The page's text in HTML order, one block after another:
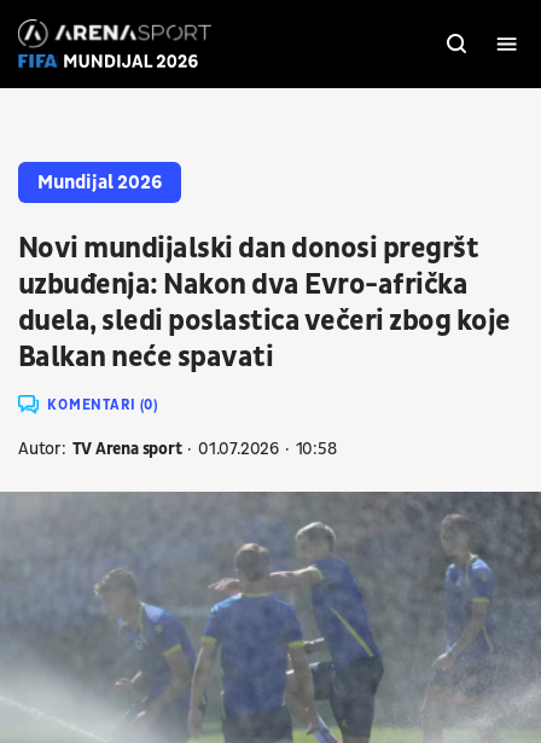
Mundijal 2026
Novi mundijalski dan donosi pregršt
uzbuđenja: Nakon dva Evro-afrička
duela, sledi poslastica večeri zbog koje
Balkan neće spavati
KOMENTARI (0)
Autor: TV Arena sport 01.07.2026 10:58